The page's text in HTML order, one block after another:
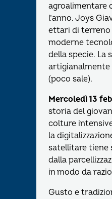
agroalimentare
l’anno. Joys
ettari di terreno
moderne
della specie. La
artigianalmente
(poco sale).
Mercoledì 13
storia del
colture
la
satellitare tiene
dalla
in modo da
Gusto e